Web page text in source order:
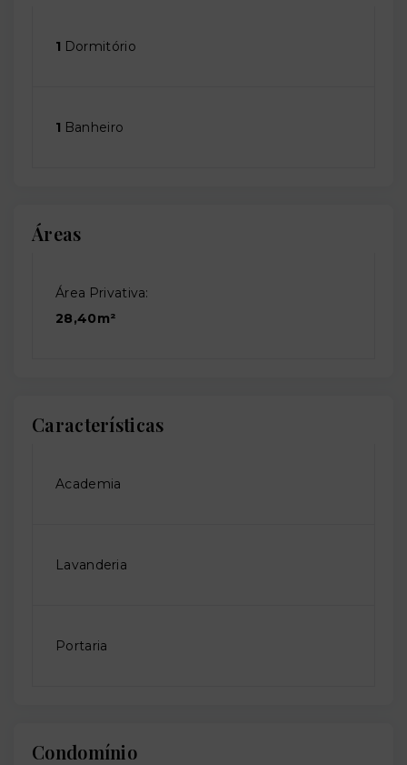
1 Dormitório
1 Banheiro
Áreas
Área Privativa:
28,40m²
Características
Academia
Lavanderia
Portaria
Condomínio